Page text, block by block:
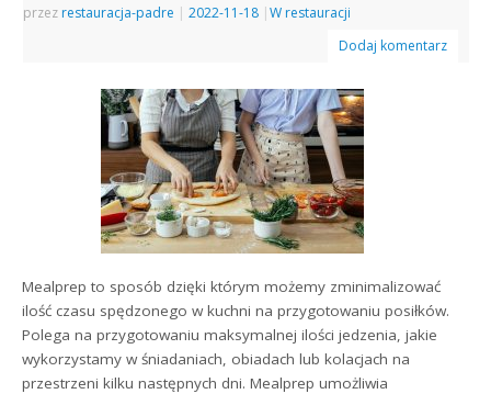
przez restauracja-padre | 2022-11-18 |W restauracji
Dodaj komentarz
Mealprep to sposób dzięki którym możemy zminimalizować
ilość czasu spędzonego w kuchni na przygotowaniu posiłków.
Polega na przygotowaniu maksymalnej ilości jedzenia, jakie
wykorzystamy w śniadaniach, obiadach lub kolacjach na
przestrzeni kilku następnych dni. Mealprep umożliwia